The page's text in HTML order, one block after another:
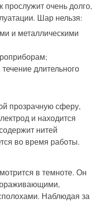
прослужит очень долго,
Шар нельзя:
и металлическими
длительного
прозрачную сферу,
и находится
нитей
во время работы.
в темноте. Он
Наблюдая за